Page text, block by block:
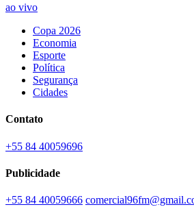
ao vivo
Copa 2026
Economia
Esporte
Política
Segurança
Cidades
Contato
+55 84 40059696
Publicidade
+55 84 40059666